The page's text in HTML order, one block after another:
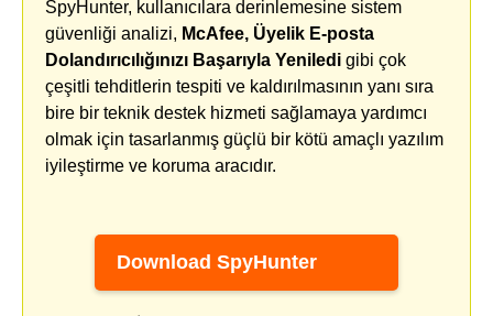
SpyHunter, kullanıcılara derinlemesine sistem
güvenliği analizi, McAfee, Üyelik E-posta
Dolandırıcılığınızı Başarıyla Yeniledi gibi çok
çeşitli tehditlerin tespiti ve kaldırılmasının yanı sıra
bire bir teknik destek hizmeti sağlamaya yardımcı
olmak için tasarlanmış güçlü bir kötü amaçlı yazılım
iyileştirme ve koruma aracıdır.
Download SpyHunter